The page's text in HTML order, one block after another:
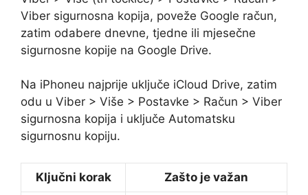
Viber sigurnosna kopija, poveže Google račun,
zatim odabere dnevne, tjedne ili mjesečne
sigurnosne kopije na Google Drive.
Na iPhoneu najprije uključe iCloud Drive, zatim
odu u Viber > Više > Postavke > Račun > Viber
sigurnosna kopija i uključe Automatsku
sigurnosnu kopiju.
Ključni korak Zašto je važan